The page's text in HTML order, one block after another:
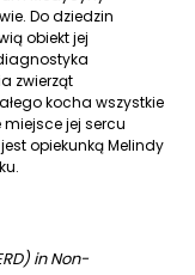
Do dziedzin
obiekt jej
zwierząt
kocha wszystkie
miejsce jej sercu
opiekunką Melindy
in Non-